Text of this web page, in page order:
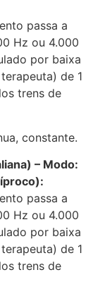
passa a
Hz ou 4.000
por baixa
de 1
trens de
constante.
– Modo:
passa a
Hz ou 4.000
por baixa
de 1
trens de